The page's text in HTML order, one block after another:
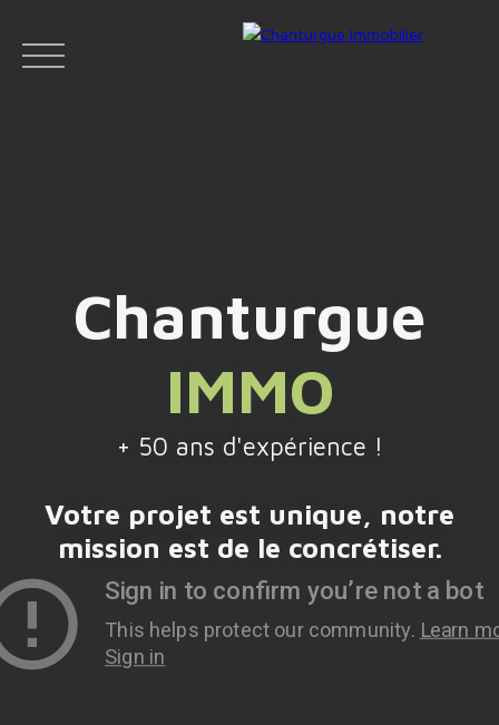
Espace
vendeur
Face
boo
k
Chanturgue
IMMO
+ 50 ans d'expérience !
Votre projet est unique, notre
mission est de le concrétiser.